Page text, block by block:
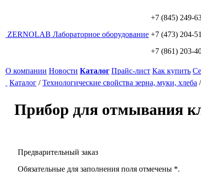
ZERNOLAB Лабораторное оборудование
+7 (845) 249-
+7 (473) 204-
+7 (861) 203-
О компании Новости Каталог Прайс-лист Как купить
Каталог /Технологические свойства зерна, муки, хлеба /
Прибор для отмывания
Предварительный заказ
Обязательные для заполнения поля отмечены *.